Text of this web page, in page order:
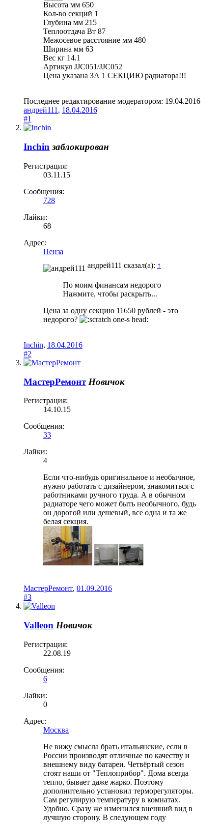
Высота мм 650
Кол-во секций 1
Глубина мм 215
Теплоотдача Вт 87
Межосевое расстояние мм 480
Ширина мм 63
Вес кг 14.1
Артикул JJC051/JJC052
Цена указана ЗА 1 СЕКЦИЮ радиатора!!!
Последнее редактирование модератором: 19.04.2016
андрей111 , 18.04.2016
#1
Inchin заблокирован
Регистрация:
03.11.15
Сообщения:
728
Лайки:
68
Адрес:
Пенза
андрей111 сказал(а): ↑
По моим финансам недорого
Нажмите, чтобы раскрыть...
Цена за одну секцию 11650 рублей - это
недорого?
Inchin, 18.04.2016
#2
МастерРемонт Новичок
Регистрация:
14.10.15
Сообщения:
33
Лайки:
4
Если что-нибудь оригинальное и необычное,
нужно работать с дизайнером, знакомиться с
работниками ручного труда. А в обычном
радиаторе чего может быть необычного, будь
он дорогой или дешевый, все одна и та же
белая секция.
МастерРемонт, 01.09.2016
#3
Valleon Новичок
Регистрация:
22.08.19
Сообщения:
6
Лайки:
0
Адрес:
Москва
Не вижу смысла брать итальянские, если в
России производят отличные по качеству и
внешнему виду батареи. Четвёртый сезон
стоят наши от "Теплоприбор". Дома всегда
тепло, бывает даже жарко. Поэтому
дополнительно установил терморегуляторы.
Сам регулирую температуру в комнатах.
Удобно. Сразу же изменился внешний вид в
лучшую сторону. В следующем году